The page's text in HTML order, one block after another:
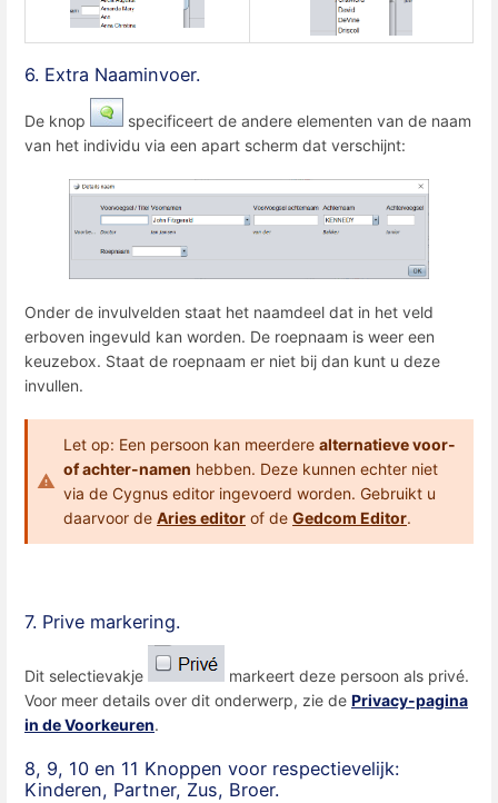
6. Extra Naaminvoer.
De knop
specificeert de andere elementen van de naam
van het individu via een apart scherm dat verschijnt:
Onder de invulvelden staat het naamdeel dat in het veld
erboven ingevuld kan worden. De roepnaam is weer een
keuzebox. Staat de roepnaam er niet bij dan kunt u deze
invullen.
Let op: Een persoon kan meerdere alternatieve voor-
of achter-namen hebben. Deze kunnen echter niet
via de Cygnus editor ingevoerd worden. Gebruikt u
daarvoor de Aries editor of de Gedcom Editor.
7. Prive markering.
Dit selectievakje
markeert deze persoon als privé.
Voor meer details over dit onderwerp, zie de Privacy-pagina
in de Voorkeuren.
8, 9, 10 en 11 Knoppen voor respectievelijk:
Kinderen, Partner, Zus, Broer.